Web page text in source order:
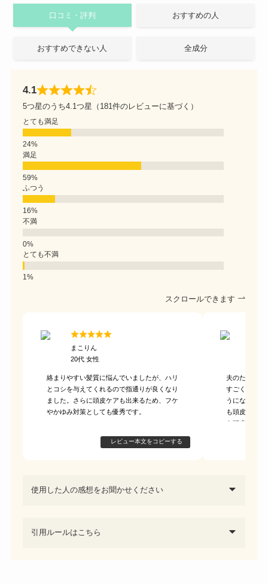
口コミ・評判 おすすめの人
おすすめできない人 全成分
4.1
5つ星のうち4.1つ星（181件のレビューに基づく）
とても満足
満足
ふつう
不満
とても不満
スクロールできます
まこりん
20代 女性
絡まりやすい髪質に悩んでいましたが、ハリ
とコシを与えてくれるので指通りが良くなり
ました。さらに頭皮ケアも出来るため、フケ
やかゆみ対策としても優秀です。
レビュー本文をコピーする
夫のために購
すごく綺麗に
うになった
も頭皮が綺
も頭皮も良
使用した人の感想をお聞かせください
引用ルールはこちら